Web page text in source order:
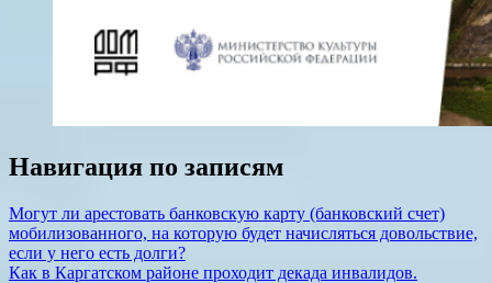
Навигация по записям
Могут ли арестовать банковскую карту (банковский счет)
мобилизованного, на которую будет начисляться довольствие,
если у него есть долги?
Как в Каргатском районе проходит декада инвалидов.